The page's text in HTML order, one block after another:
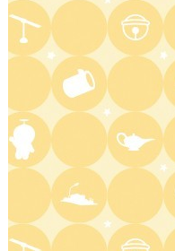
バチバチ
クレヨ
ボート伝
ドラえ